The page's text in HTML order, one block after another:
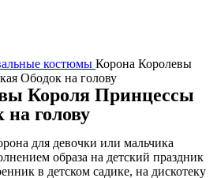
костюмы Корона Королевы
Ободок на голову
Короля Принцессы
на голову
для девочки или мальчика
образа на детский праздник
в детском садике, на дискотеку